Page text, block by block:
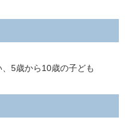
5歳から10歳の子ども